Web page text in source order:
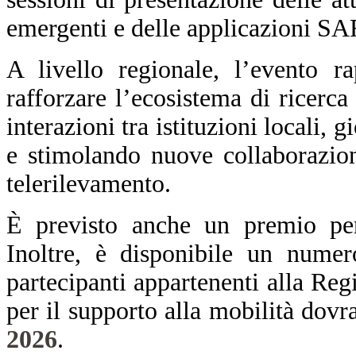
emergenti e delle applicazioni
A livello regionale, l’evento
rafforzare l’ecosistema di
interazioni tra istituzioni locali,
e stimolando nuove
telerilevamento.
È previsto anche un premio
Inoltre, è disponibile un
partecipanti appartenenti alla
per il supporto alla mobilità
2026.